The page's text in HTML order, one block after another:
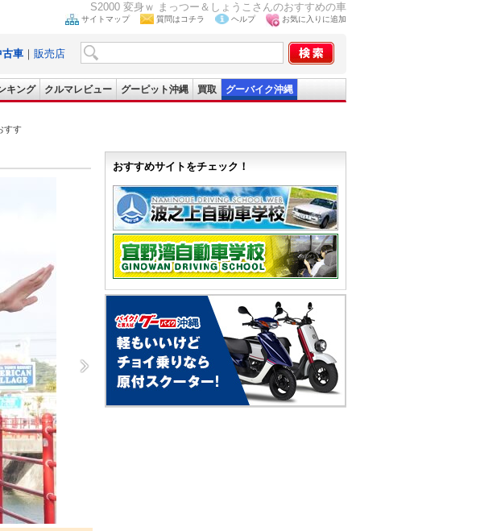
S2000 変身ｗ まっつー＆しょうこさんのおすすめの車
サイトマップ 質問はコチラ ヘルプ お気に入りに追加
古車 ｜ 販売店
キング クルマレビュー グーピット沖縄 買取 グーバイク沖縄
すす
おすすめサイトをチェック！